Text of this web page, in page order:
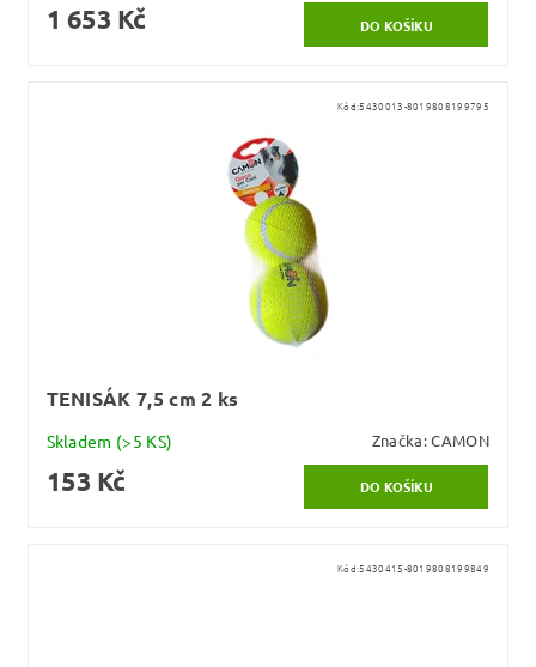
1 653 Kč
Kód:5430013-8019808199795
TENISÁK 7,5 cm 2 ks
Skladem (>5 KS) Značka:CAMON
153 Kč
Kód:5430415-8019808199849